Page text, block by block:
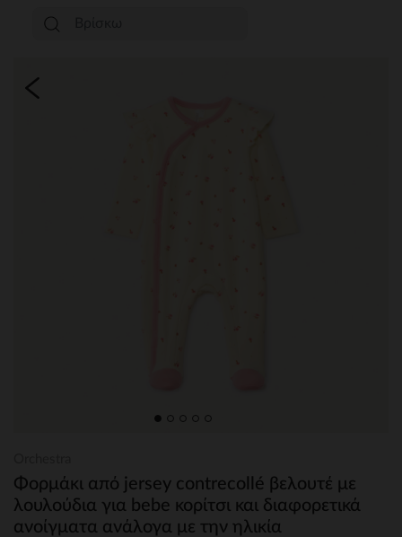
Φορμάκι από jersey contrecollé βελουτέ με
λουλούδια για bebe κορίτσι και διαφορετικά
ανοίγματα ανάλογα με την ηλικία